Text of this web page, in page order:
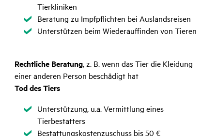
Tierkliniken
Zutreffend
Beratung zu Impfpflichten bei Auslandsreisen
Zutreffend
Unterstützen beim Wiederauffinden von Tieren
Rechtliche Beratung,z. B. wenn das Tier die Kleidung
einer anderen Person beschädigt hat
Tod des Tiers
Zutreffend
Unterstützung, u.a. Vermittlung eines
Tierbestatters
Zutreffend
Bestattungskostenzuschuss bis 50 €